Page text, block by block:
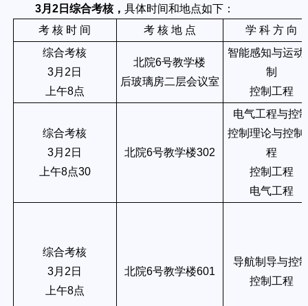
3月2日综合考核， 具体时间和地点如下：
考 核 时 间
考 核 地 点
学 科 方 向
综合考核
3月2日
上午8点
北院6号教学楼
后玻璃房二层会议室
智能感知与运动
制
控制工程
综合考核
3月2日
上午8点30
北院6号教学楼302
电气工程与控
控制理论与控制
程
控制工程
电气工程
综合考核
3月2日
上午8点
北院6号教学楼601
导航制导与控
控制工程